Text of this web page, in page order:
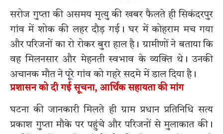
सरोज गुप्ता की असमय मृत्यु की खबर फैलते ही सिकंदरपुर
गांव में शोक की लहर दौड़ गई। घर में कोहराम मच गया
और परिजनों का रो रोकर बुरा हाल है। ग्रामीणों ने बताया कि
वह मिलनसार और मेहनती स्वभाव के व्यक्ति थे। उनकी
अचानक मौत ने पूरे गांव को गहरे सदमे में डाल दिया है।
प्रशासन को दी गई सूचना, आर्थिक सहायता की मांग
घटना की जानकारी मिलते ही ग्राम प्रधान प्रतिनिधि सत्य
प्रकाश गुप्ता मौके पर पहुंचे और परिजनों से मुलाकात की।